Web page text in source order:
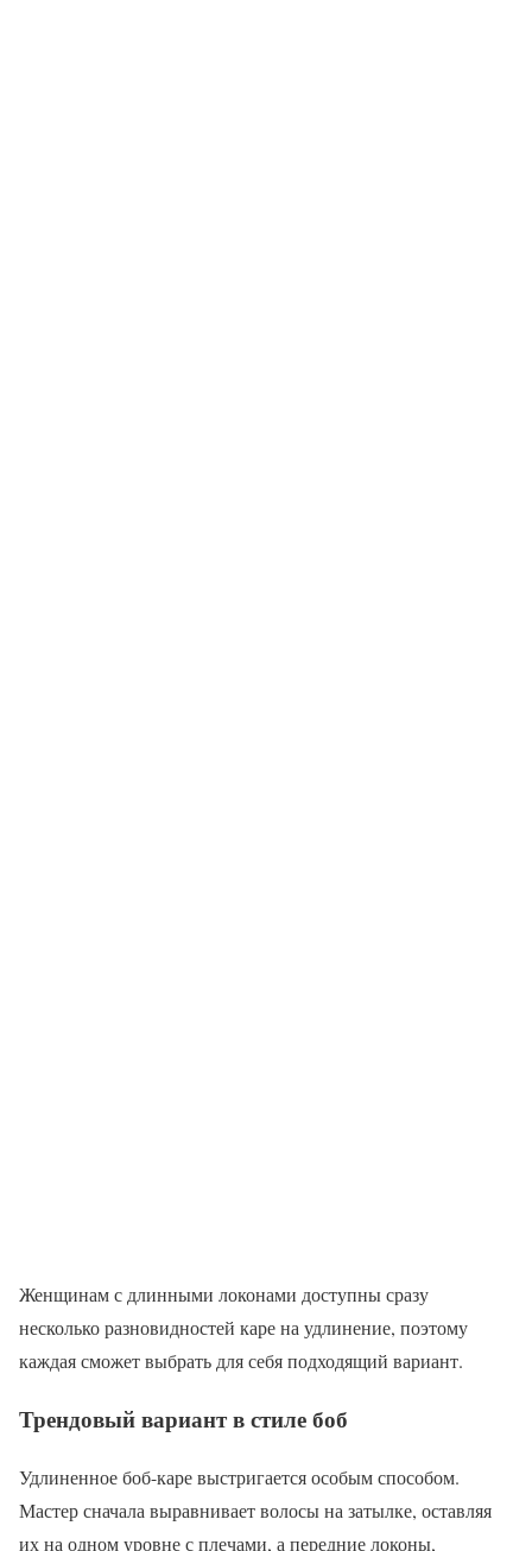
Женщинам с длинными локонами доступны сразу
несколько разновидностей каре на удлинение, поэтому
каждая сможет выбрать для себя подходящий вариант.
Трендовый вариант в стиле боб
Удлиненное боб-каре выстригается особым способом.
Мастер сначала выравнивает волосы на затылке, оставляя
их на одном уровне с плечами, а передние локоны,